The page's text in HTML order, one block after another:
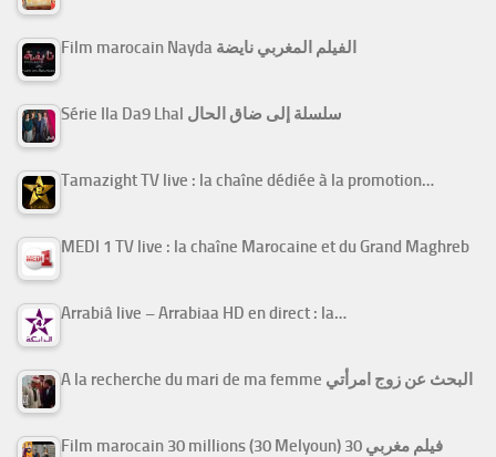
Film marocain Nayda الفيلم المغربي نايضة
Série Ila Da9 Lhal سلسلة إلى ضاق الحال
Tamazight TV live : la chaîne dédiée à la promotion…
MEDI 1 TV live : la chaîne Marocaine et du Grand Maghreb
Arrabiâ live – Arrabiaa HD en direct : la…
A la recherche du mari de ma femme البحث عن زوج امرأتي
Film marocain 30 millions (30 Melyoun) فيلم مغربي 30